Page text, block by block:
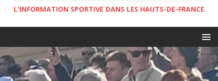
L'INFORMATION SPORTIVE DANS LES HAUTS-DE-FRANCE